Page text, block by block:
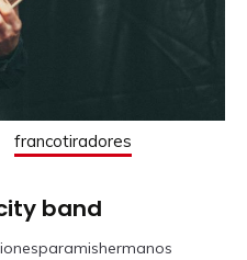
francotiradores
band